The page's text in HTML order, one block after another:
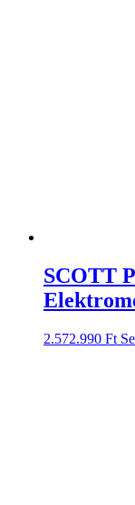
SCOTT
2.572.990 Ft